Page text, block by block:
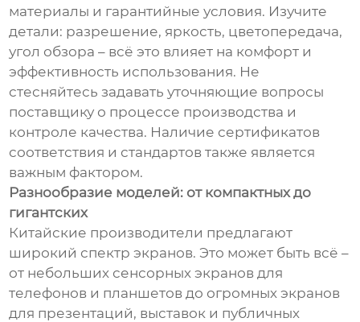
материалы и гарантийные условия. Изучите
детали: разрешение, яркость, цветопередача,
угол обзора – всё это влияет на комфорт и
эффективность использования. Не
стесняйтесь задавать уточняющие вопросы
поставщику о процессе производства и
контроле качества. Наличие сертификатов
соответствия и стандартов также является
важным фактором.
Разнообразие моделей: от компактных до
гигантских
Китайские производители предлагают
широкий спектр экранов. Это может быть всё –
от небольших сенсорных экранов для
телефонов и планшетов до огромных экранов
для презентаций, выставок и публичных